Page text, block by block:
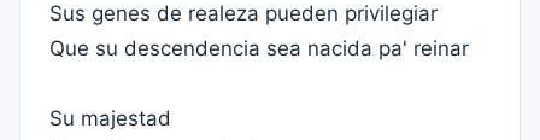
Sus genes de realeza pueden privilegiar
Que su descendencia sea nacida pa' reinar
Su majestad